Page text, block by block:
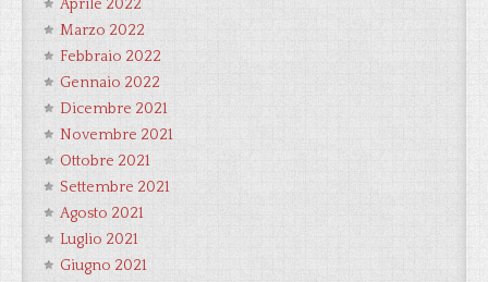
Aprile 2022
Marzo 2022
Febbraio 2022
Gennaio 2022
Dicembre 2021
Novembre 2021
Ottobre 2021
Settembre 2021
Agosto 2021
Luglio 2021
Giugno 2021